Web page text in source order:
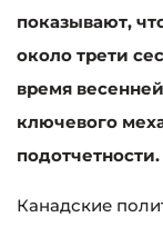
показывают,
около трети
время
ключевого
подотчетности.
Канадские